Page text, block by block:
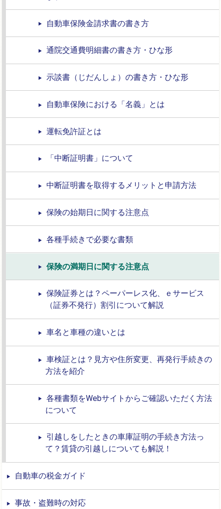
自動車保険金請求書の書き方
通院交通費明細書の書き方・ひな形
示談書（じだんしょ）の書き方・ひな形
自動車保険における「名義」とは
運転免許証とは
「中断証明書」について
中断証明書を取得するメリットと申請方法
保険の始期日に関する注意点
各種手続きで必要な書類
保険の満期日に関する注意点
保険証券とは？ペーパーレス化、ｅサービス
（証券不発行）割引について解説
車名と車種の違いとは
車検証とは？見方や住所変更、再発行手続きの
方法を紹介
各種書類をWebサイトからご確認いただく方法
について
引越しをしたときの車庫証明の手続き方法っ
て？賃貸の引越しについても解説！
自動車の税金ガイド
事故・盗難時の対応